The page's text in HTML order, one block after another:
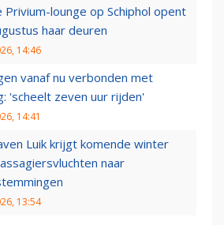
Privium-lounge op Schiphol opent
haar deuren
14:46
vanaf nu verbonden met
'scheelt zeven uur rijden'
14:41
Luik krijgt komende winter
naar
13:54